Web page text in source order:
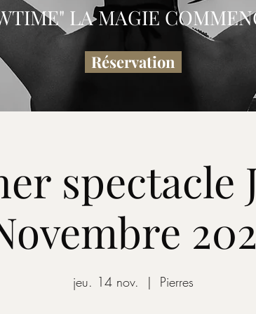
LA MAGIE
Réservation
spectacle
jeu. 14 nov.
  |
Pierres